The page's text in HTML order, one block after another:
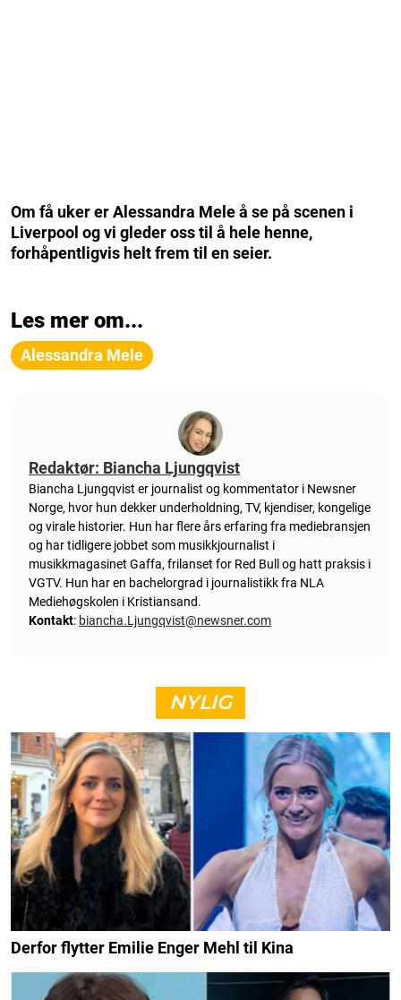
Om få uker er Alessandra Mele å se på scenen i
Liverpool og vi gleder oss til å hele henne,
forhåpentligvis helt frem til en seier.
Les mer om...
Alessandra Mele
Redaktør: Biancha Ljungqvist
Biancha Ljungqvist er journalist og kommentator i Newsner
Norge, hvor hun dekker underholdning, TV, kjendiser, kongelige
og virale historier. Hun har flere års erfaring fra mediebransjen
og har tidligere jobbet som musikkjournalist i
musikkmagasinet Gaffa, frilanset for Red Bull og hatt praksis i
VGTV. Hun har en bachelorgrad i journalistikk fra NLA
Mediehøgskolen i Kristiansand.
Kontakt: biancha.Ljungqvist@newsner.com
NYLIG
Derfor flytter Emilie Enger Mehl til Kina